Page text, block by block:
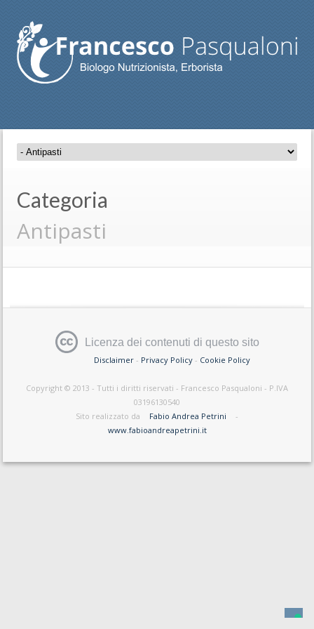
Categoria
Antipasti
Licenza dei contenuti di questo sito
Disclaimer - Privacy Policy - Cookie Policy
Copyright © 2013 - Tutti i diritti riservati - Francesco Pasqualoni - P.IVA
03196130540
Sito realizzato da
Fabio Andrea Petrini
-
www.fabioandreapetrini.it